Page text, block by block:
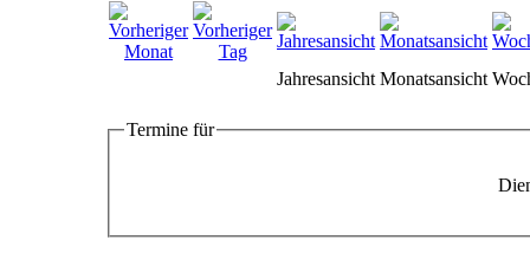
Jahresansicht Monatsansicht
Termine für